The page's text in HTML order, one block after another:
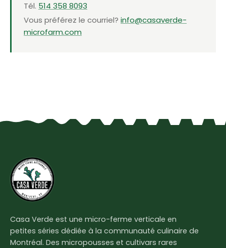
Tél. 514 358 8093
Vous préférez le courriel? info@casaverde-
microfarm.com
Casa Verde est une micro-ferme verticale en
petites séries dédiée à la communauté culinaire de
Montréal. Des micropousses et cultivars rares